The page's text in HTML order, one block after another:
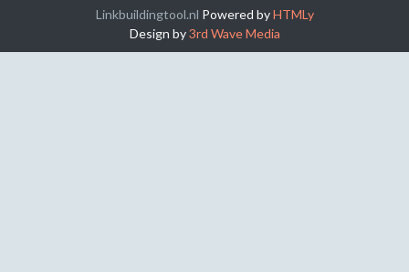
Linkbuildingtool.nl Powered byHTMLy
Design by3rd Wave Media